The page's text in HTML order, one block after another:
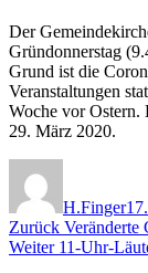
Der
Gründonnerstag
Grund ist die
Veranstaltungen
Woche vor Ostern.
29. März 2020.
H.Finger
Zurück Vorheriger
Beitrag:
Veränderte
Weiter Nächster
11-Uhr-